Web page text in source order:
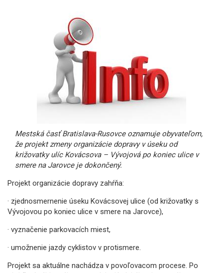
Mestská časť Bratislava-Rusovce oznamuje obyvateľom,
že projekt zmeny organizácie dopravy v úseku od
križovatky ulíc Kovácsova – Vývojová po koniec ulice v
smere na Jarovce je dokončený.
Projekt organizácie dopravy zahŕňa:
· zjednosmernenie úseku Kovácsovej ulice (od križovatky s
Vývojovou po koniec ulice v smere na Jarovce),
· vyznačenie parkovacích miest,
· umožnenie jazdy cyklistov v protismere.
Projekt sa aktuálne nachádza v povoľovacom procese. Po